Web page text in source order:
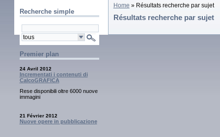
Recherche simple
Premier plan
24 Avril 2012
Incrementati i contenuti di
CalcoGRAFICA
Rese disponibili oltre 6000 nuove
immagini
21 Février 2012
Nuove opere in pubblicazione
Home » Résultats recherche par sujet
Résultats recherche par sujet